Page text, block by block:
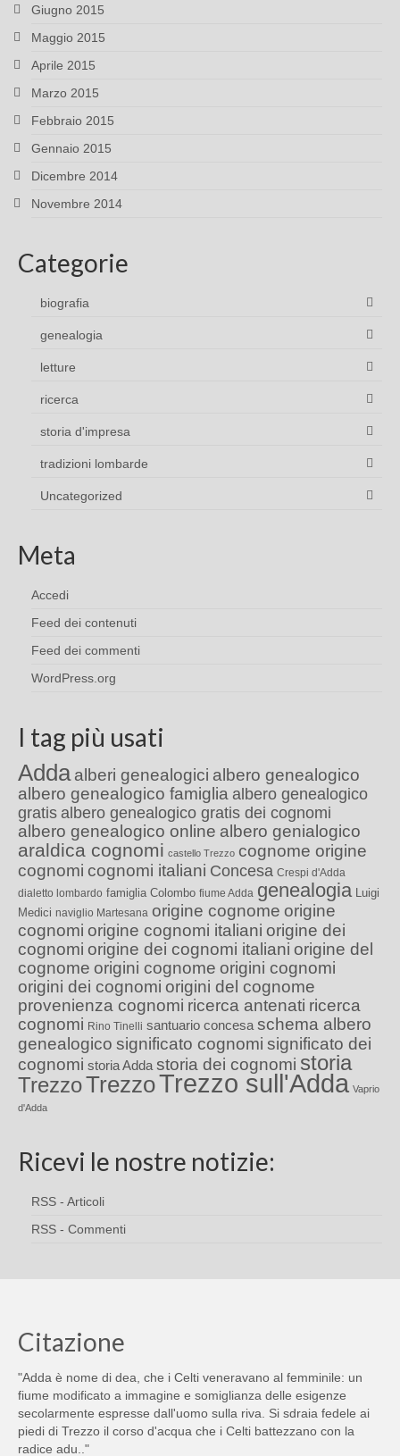
Giugno 2015
Maggio 2015
Aprile 2015
Marzo 2015
Febbraio 2015
Gennaio 2015
Dicembre 2014
Novembre 2014
Categorie
biografia
genealogia
letture
ricerca
storia d'impresa
tradizioni lombarde
Uncategorized
Meta
Accedi
Feed dei contenuti
Feed dei commenti
WordPress.org
I tag più usati
Adda alberi genealogici albero genealogico
albero genealogico famiglia albero genealogico
gratis albero genealogico gratis dei cognomi
albero genealogico online albero genialogico
araldica cognomi castello Trezzo cognome origine
cognomi cognomi italiani Concesa Crespi d'Adda
dialetto lombardo famiglia Colombo fiume Adda genealogia Luigi
Medici naviglio Martesana origine cognome origine
cognomi origine cognomi italiani origine dei
cognomi origine dei cognomi italiani origine del
cognome origini cognome origini cognomi
origini dei cognomi origini del cognome
provenienza cognomi ricerca antenati ricerca
cognomi Rino Tinelli santuario concesa schema albero
genealogico significato cognomi significato dei
cognomi storia Adda storia dei cognomi storia
TrezzoTrezzoTrezzo sull'Adda Vaprio
d'Adda
Ricevi le nostre notizie:
RSS - Articoli
RSS - Commenti
Citazione
"Adda è nome di dea, che i Celti veneravano al femminile: un
fiume modificato a immagine e somiglianza delle esigenze
secolarmente espresse dall'uomo sulla riva. Si sdraia fedele ai
piedi di Trezzo il corso d'acqua che i Celti battezzano con la
radice adu.."